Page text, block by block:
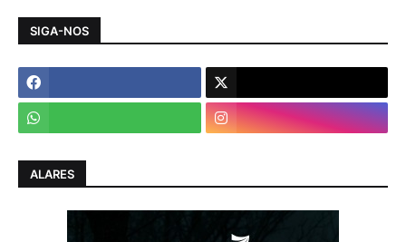
SIGA-NOS
ALARES